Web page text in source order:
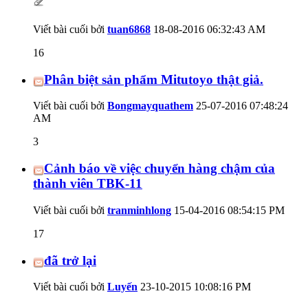
Viết bài cuối bởi tuan6868 18-08-2016 06:32:43 AM
16
Phân biệt sản phẩm Mitutoyo thật giả.
Viết bài cuối bởi Bongmayquathem 25-07-2016 07:48:24
AM
3
Cảnh báo về việc chuyển hàng chậm của
thành viên TBK-11
Viết bài cuối bởi tranminhlong 15-04-2016 08:54:15 PM
17
đã trở lại
Viết bài cuối bởi Luyến 23-10-2015 10:08:16 PM